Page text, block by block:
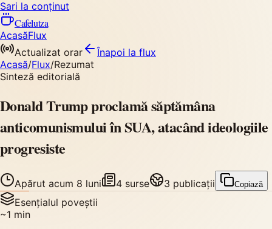
Sari la conținut
Cafelutza
AcasăFlux
Actualizat orar
Înapoi la flux
Acasă/Flux/Rezumat
Sinteză editorială
Donald Trump proclamă săptămâna
anticomunismului în SUA, atacând ideologiile
progresiste
Apărut acum 8 luni 4 surse 3 publicații Copiază
Esențialul poveștii
~1 min